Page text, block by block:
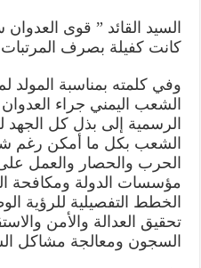
كانت كفيلة بصرف المرتبات 12 عاما
وفي كلمته بمناسبة المولد
الشعب اليمني جراء
الرسمية إلى بذل كل الجهد
الشعب بكل ما أمكن رغم
الحرب والحصار والعمل
مؤسسات الدولة ومكافحة
الخطط التفصيلية للرؤية
تحقيق العدالة والأمن
السجون ومعالجة مشاكل